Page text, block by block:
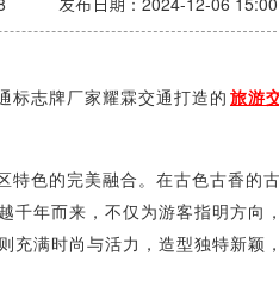
发布日期：2024-12-06
标志牌厂家耀霖交通打造的 旅游
特色的完美融合。在古色古香的
千年而来，不仅为游客指明方
充满时尚与活力，造型独特新